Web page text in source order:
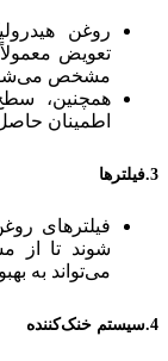
روغن
تعویض
مشخص می‌شود (به
همچنین،
اطمینان
3.فیلترها
فیلترهای
شوند تا از
می‌تواند به
4.سیستم خنک‌کننده